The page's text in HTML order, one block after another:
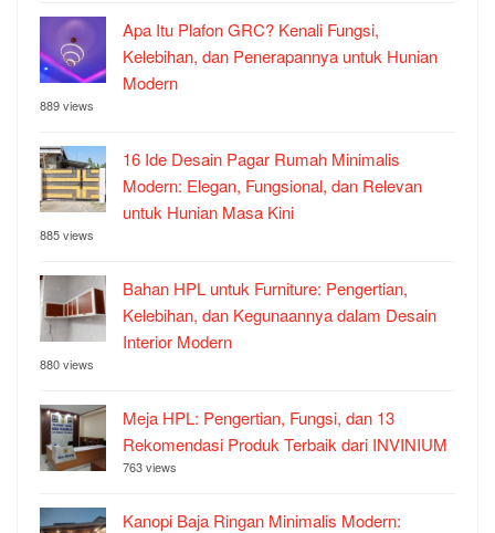
Apa Itu Plafon GRC? Kenali Fungsi,
Kelebihan, dan Penerapannya untuk Hunian
Modern
889 views
16 Ide Desain Pagar Rumah Minimalis
Modern: Elegan, Fungsional, dan Relevan
untuk Hunian Masa Kini
885 views
Bahan HPL untuk Furniture: Pengertian,
Kelebihan, dan Kegunaannya dalam Desain
Interior Modern
880 views
Meja HPL: Pengertian, Fungsi, dan 13
Rekomendasi Produk Terbaik dari INVINIUM
763 views
Kanopi Baja Ringan Minimalis Modern: